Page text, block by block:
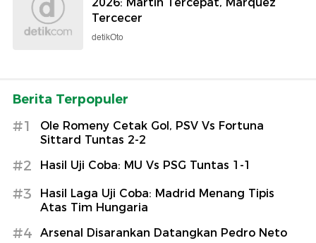
Tercecer
detikOto
Berita Terpopuler
#1
Ole Romeny Cetak Gol, PSV Vs Fortuna
Sittard Tuntas 2-2
#2 Hasil Uji Coba: MU Vs PSG Tuntas 1-1
#3
Hasil Laga Uji Coba: Madrid Menang Tipis
Atas Tim Hungaria
#4 Arsenal Disarankan Datangkan Pedro Neto